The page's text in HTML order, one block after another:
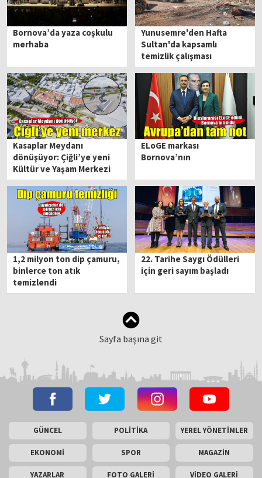
Bornova’da yaza coşkulu
merhaba
Yunusemre'den Hafta
Sultan'da kapsamlı
temizlik çalışması
Kasaplar Meydanı
dönüşüyor: Çiğli’ye yeni
Kültür ve Yaşam Merkezi
ELoGE markası
Bornova’nın
1,2 milyon ton dip çamuru,
binlerce ton atık
temizlendi
22. Tarihe Saygı Ödülleri
için geri sayım başladı
Sayfa başına git
GÜNCEL POLİTİKA YEREL YÖNETİMLER
EKONOMİ SPOR MAGAZİN
YAZARLAR FOTO GALERİ VİDEO GALERİ